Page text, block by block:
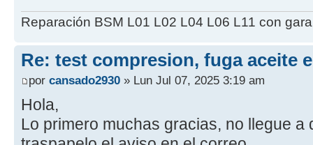
Reparación BSM L01 L02 L04 L06 L11 con
Re: test compresion, fuga aceite
por cansado2930 » Lun Jul 07, 2025 3:19 am
Hola,
Lo primero muchas gracias, no llegue a